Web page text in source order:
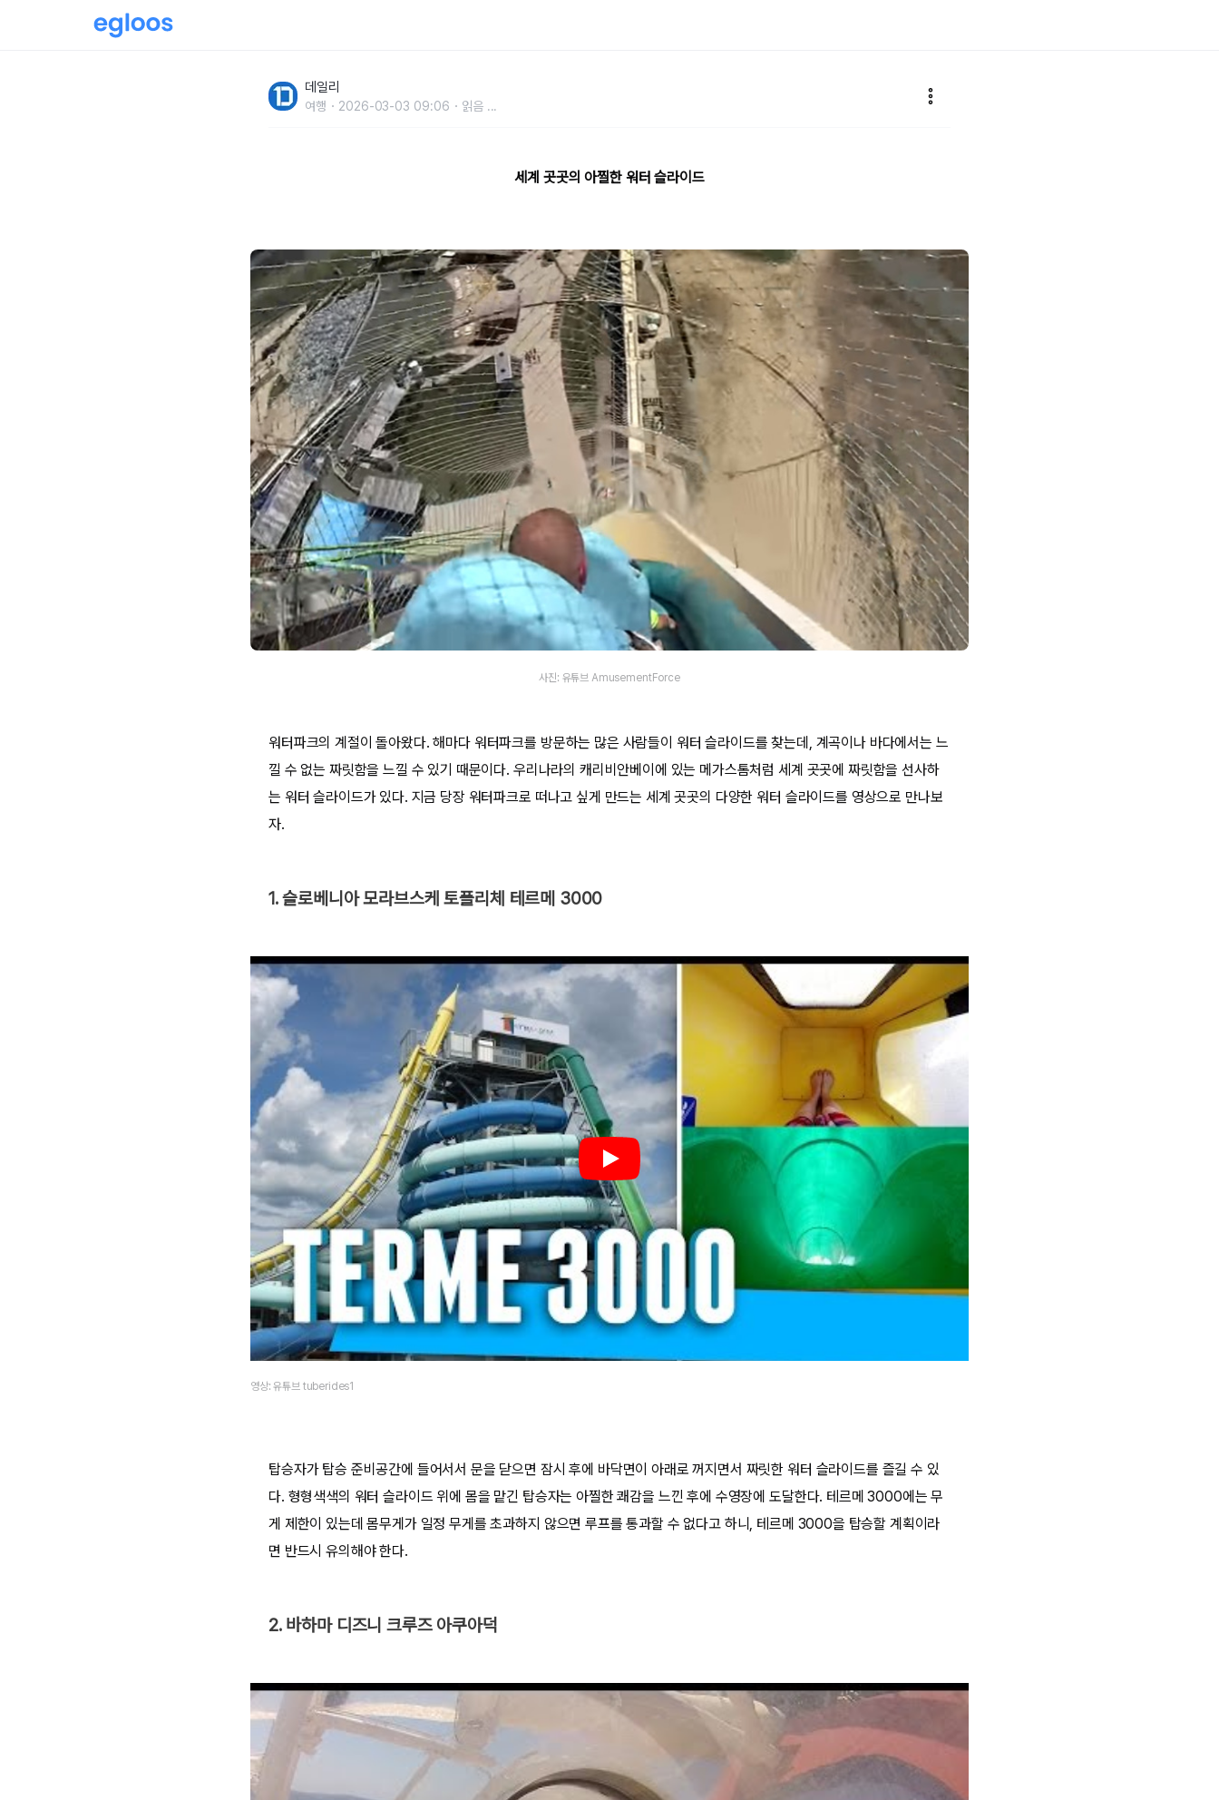
데일리
여행 2026-03-03 09:06 읽음 ...
세계 곳곳의 아찔한 워터 슬라이드
사진: 유튜브 AmusementForce
워터파크의 계절이 돌아왔다. 해마다 워터파크를 방문하는 많은 사람들이 워터 슬라이드를 찾는데, 계곡이나 바다에서는 느
낄 수 없는 짜릿함을 느낄 수 있기 때문이다. 우리나라의 캐리비안베이에 있는 메가스톰처럼 세계 곳곳에 짜릿함을 선사하
는 워터 슬라이드가 있다. 지금 당장 워터파크로 떠나고 싶게 만드는 세계 곳곳의 다양한 워터 슬라이드를 영상으로 만나보
자.
1. 슬로베니아 모라브스케 토플리체 테르메 3000
영상: 유튜브 tuberides1
탑승자가 탑승 준비공간에 들어서서 문을 닫으면 잠시 후에 바닥면이 아래로 꺼지면서 짜릿한 워터 슬라이드를 즐길 수 있
다. 형형색색의 워터 슬라이드 위에 몸을 맡긴 탑승자는 아찔한 쾌감을 느낀 후에 수영장에 도달한다. 테르메 3000에는 무
게 제한이 있는데 몸무게가 일정 무게를 초과하지 않으면 루프를 통과할 수 없다고 하니, 테르메 3000을 탑승할 계획이라
면 반드시 유의해야 한다.
2. 바하마 디즈니 크루즈 아쿠아덕